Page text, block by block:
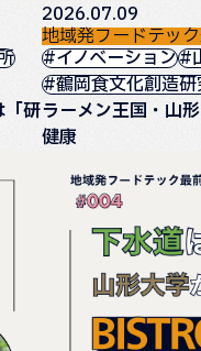
「研
2026.07.09
地域発フードテッ
#イノベーション#
#鶴岡食文化創造
ラーメン王国・山
健康